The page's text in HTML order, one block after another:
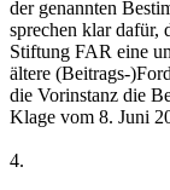
der genannten
sprechen klar dafür,
Stiftung FAR eine
ältere (Beitrags-
die Vorinstanz die
Klage vom 8. Juni
4.